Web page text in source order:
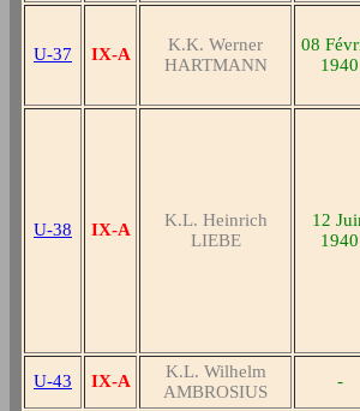
U-37 IX-A
K.K. Werner
HARTMANN
08
1940
U-38 IX-A
K.L. Heinrich
LIEBE
12
1940
U-43 IX-A
K.L. Wilhelm
AMBROSIUS
-